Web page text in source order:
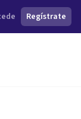
Regístrate